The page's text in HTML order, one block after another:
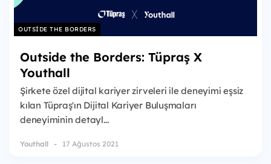
OUTSIDE THE BORDERS
Outside the Borders: Tüpraş X
Youthall
Şirkete özel dijital kariyer zirveleri ile deneyimi eşsiz
kılan Tüpraş'ın Dijital Kariyer Buluşmaları
deneyiminin detayl...
Youthall 17 Ağustos 2021